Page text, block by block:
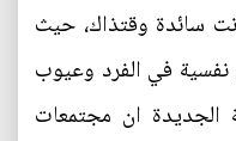
سائدة وقتذاك، حيث
في الفرد وعيوب
الجديدة ان مجتمعات